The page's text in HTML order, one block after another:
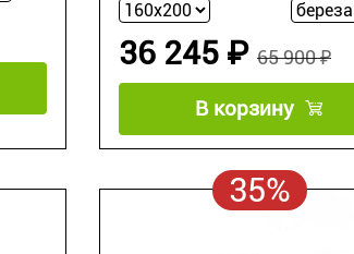
65 900 ₽
36 245 ₽
В корзину
35%